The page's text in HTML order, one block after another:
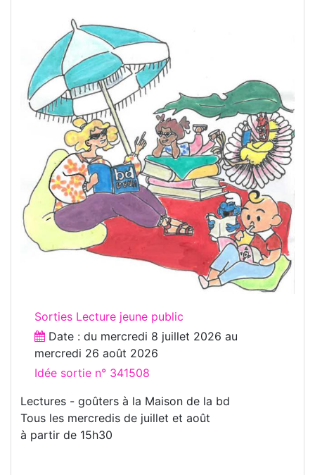
Sorties Lecture jeune public
Date : du mercredi 8 juillet 2026 au
mercredi 26 août 2026
Idée sortie n° 341508
Lectures - goûters à la Maison de la bd
Tous les mercredis de juillet et août
à partir de 15h30